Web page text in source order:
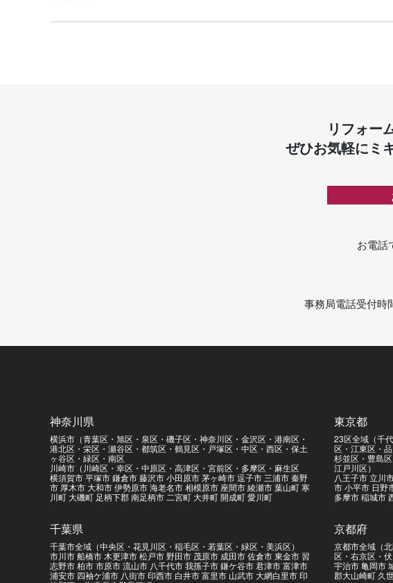
リフォー
ぜひお気軽にミ
お電話
事務局電話受付時
神奈川県
横浜市（青葉区・旭区・泉区・磯子区・神奈川区・金沢区・港南区・
港北区・栄区・瀬谷区・都筑区・鶴見区・戸塚区・中区・西区・保土
ヶ谷区・緑区・南区
川崎市（川崎区・幸区・中原区・高津区・宮前区・多摩区・麻生区
横須賀市 平塚市 鎌倉市 藤沢市 小田原市 茅ヶ崎市 逗子市 三浦市 秦野
市 厚木市 大和市 伊勢原市 海老名市 相模原市 座間市 綾瀬市 葉山町 寒
川町 大磯町 足柄下郡 南足柄市 二宮町 大井町 開成町 愛川町
東京都
23区全域（千
区・江東区・
杉並区・豊島
江戸川区）
八王子市 立川
市 小平市 日野
多摩市 稲城市
千葉県
千葉市全域（中央区・花見川区・稲毛区・若葉区・緑区・美浜区）
市川市 船橋市 木更津市 松戸市 野田市 茂原市 成田市 佐倉市 東金市 習
志野市 柏市 市原市 流山市 八千代市 我孫子市 鎌ケ谷市 君津市 富津市
浦安市 四袖ケ浦市 八街市 印西市 白井市 富里市 山武市 大網白里市 印
京都府
京都市全域（
区・右京区・
宇治市 亀岡市
郡大山崎町 久